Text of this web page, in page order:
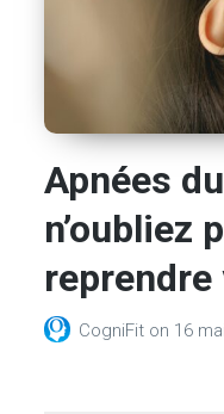
Apnées
n’oubliez
CogniFit on 16